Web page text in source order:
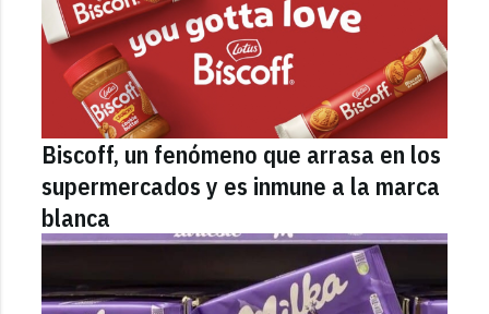
Biscoff, un fenómeno que arrasa en los
supermercados y es inmune a la marca
blanca